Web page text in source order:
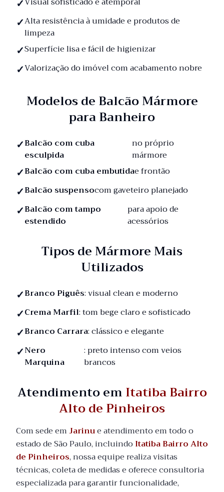
Alta resistência à umidade e produtos de
limpeza
Superfície lisa e fácil de higienizar
Valorização do imóvel com acabamento nobre
Modelos de Balcão Mármore
para Banheiro
Balcão com cuba
esculpida
no próprio
mármore
Balcão com cuba embutidae frontão
Balcão suspensocom gaveteiro planejado
Balcão com tampo
estendido
para apoio de
acessórios
Tipos de Mármore Mais
Utilizados
Branco Piguês: visual clean e moderno
Crema Marfil: tom bege claro e sofisticado
Branco Carrara: clássico e elegante
Nero
Marquina
: preto intenso com veios
brancos
Atendimento emItatiba Bairro
Alto de Pinheiros
Com sede emJarinue atendimento em todo o
estado de São Paulo, incluindo Itatiba Bairro Alto
de Pinheiros, nossa equipe realiza visitas
técnicas, coleta de medidas e oferece consultoria
especializada para garantir funcionalidade,